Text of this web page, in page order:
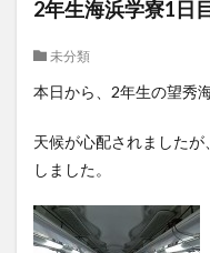
2年生海浜学寮1日
未分類
本日から、2年生の望秀
天候が心配されました
しました。